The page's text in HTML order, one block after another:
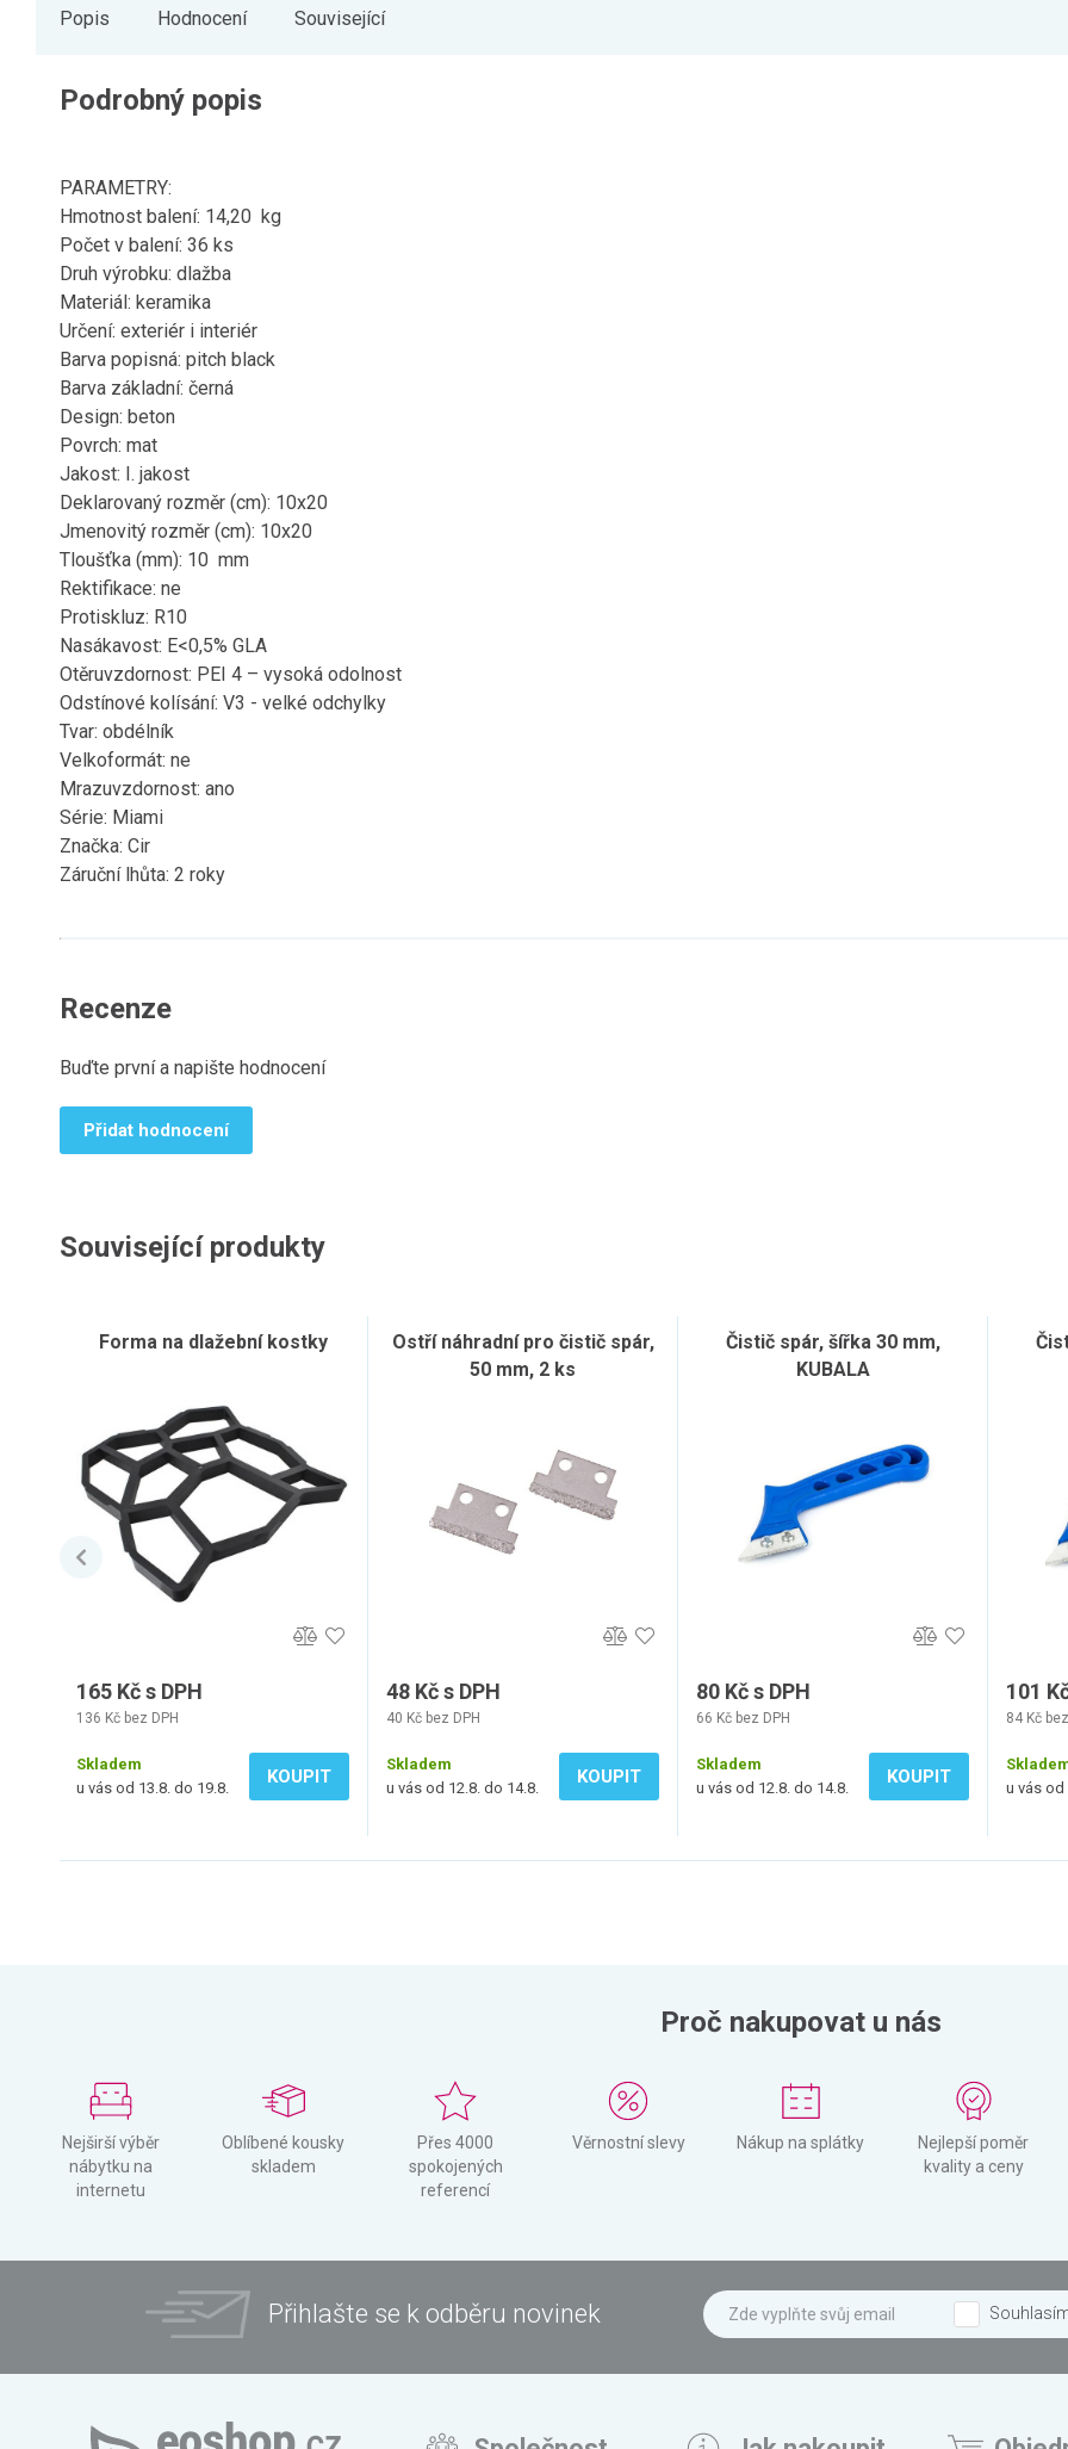
Popis Hodnocení Související
Podrobný popis
PARAMETRY:
Hmotnost balení: 14,20 kg
Počet v balení: 36 ks
Druh výrobku: dlažba
Materiál: keramika
Určení: exteriér i interiér
Barva popisná: pitch black
Barva základní: černá
Design: beton
Povrch: mat
Jakost: I. jakost
Deklarovaný rozměr (cm): 10x20
Jmenovitý rozměr (cm): 10x20
Tloušťka (mm): 10 mm
Rektifikace: ne
Protiskluz: R10
Nasákavost: E<0,5% GLA
Otěruvzdornost: PEI 4 – vysoká odolnost
Odstínové kolísání: V3 - velké odchylky
Tvar: obdélník
Velkoformát: ne
Mrazuvzdornost: ano
Série: Miami
Značka: Cir
Záruční lhůta: 2 roky
Recenze
Buďte první a napište hodnocení
Přidat hodnocení
Související produkty
Forma na dlažební kostky
165 Kč s DPH
136 Kč bez DPH
Skladem
u vás od 13.8. do 19.8.
KOUPIT
Ostří náhradní pro čistič spár,
50 mm, 2 ks
48 Kč s DPH
40 Kč bez DPH
Skladem
u vás od 12.8. do 14.8.
KOUPIT
Čistič spár, šířka 30 mm,
KUBALA
80 Kč s DPH
66 Kč bez DPH
Skladem
u vás od 12.8. do 14.8.
KOUPIT
101
84 Kč
u vás od
Proč nakupovat u nás
Nejširší výběr
nábytku na
internetu
Oblíbené kousky
skladem
Přes 4000
spokojených
referencí
Věrnostní slevy Nákup na splátky
Nejlepší poměr
kvality a ceny
Přihlašte se k odběru novinek